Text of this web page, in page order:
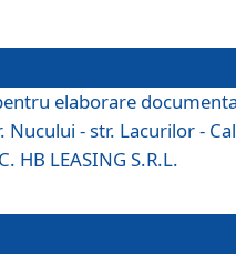
elaborare
Nucului - str. Lacurilor -
HB LEASING S.R.L.